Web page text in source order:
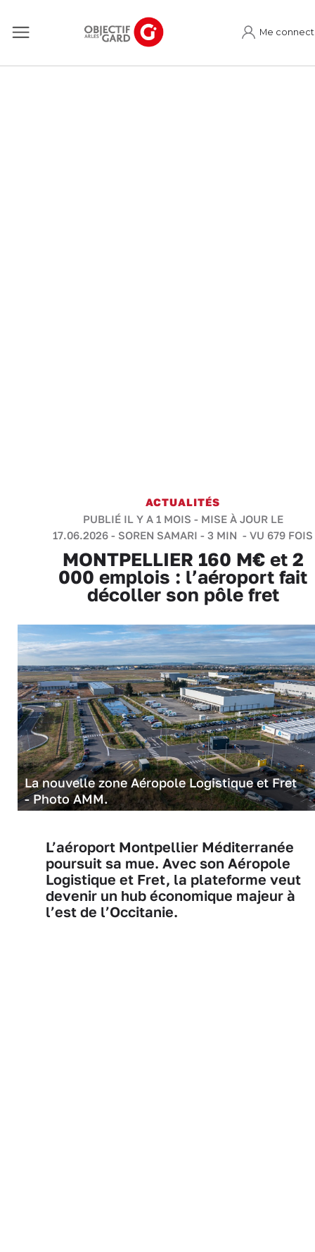
Me
ACTUALITÉS
PUBLIÉ IL Y A 1 MOIS - MISE À JOUR LE
17.06.2026 - SOREN SAMARI - 3 MIN - VU 679 FOIS
MONTPELLIER 160 M€ et 2
000 emplois : l’aéroport fait
décoller son pôle fret
La nouvelle zone Aéropole Logistique et Fret
- Photo AMM.
L’aéroport Montpellier Méditerranée
poursuit sa mue. Avec son Aéropole
Logistique et Fret, la plateforme veut
devenir un hub économique majeur à
l’est de l’Occitanie.